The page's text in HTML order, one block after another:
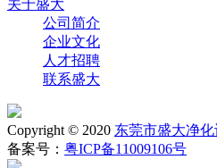
关于盛大
公司简介
企业文化
人才招聘
联系盛大
Copyright © 2020 东莞市盛大净
备案号： 粤ICP备11009106号